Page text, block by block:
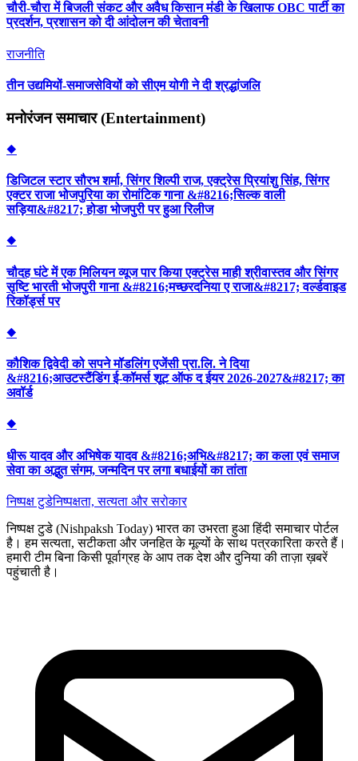
चौरी-चौरा में बिजली संकट और अवैध किसान मंडी के खिलाफ OBC पार्टी का
प्रदर्शन, प्रशासन को दी आंदोलन की चेतावनी
राजनीति
तीन उद्यमियों-समाजसेवियों को सीएम योगी ने दी श्रद्धांजलि
मनोरंजन समाचार (Entertainment)
◆
डिजिटल स्टार सौरभ शर्मा, सिंगर शिल्पी राज, एक्ट्रेस प्रियांशु सिंह, सिंगर
एक्टर राजा भोजपुरिया का रोमांटिक गाना &#8216;सिल्क वाली
सड़िया&#8217; होडा भोजपुरी पर हुआ रिलीज
◆
चौदह घंटे में एक मिलियन व्यूज पार किया एक्ट्रेस माही श्रीवास्तव और सिंगर
सृष्टि भारती भोजपुरी गाना &#8216;मच्छरदनिया ए राजा&#8217; वर्ल्डवाइड
रिकॉर्ड्स पर
◆
कौशिक द्विवेदी को सपने मॉडलिंग एजेंसी प्रा.लि. ने दिया
&#8216;आउटस्टैंडिंग ई-कॉमर्स शूट ऑफ द ईयर 2026-2027&#8217; का
अवॉर्ड
◆
धीरू यादव और अभिषेक यादव &#8216;अभि&#8217; का कला एवं समाज
सेवा का अद्भुत संगम, जन्मदिन पर लगा बधाईयों का तांता
निष्पक्ष टुडेनिष्पक्षता, सत्यता और सरोकार
निष्पक्ष टुडे (Nishpaksh Today) भारत का उभरता हुआ हिंदी समाचार पोर्टल
है। हम सत्यता, सटीकता और जनहित के मूल्यों के साथ पत्रकारिता करते हैं।
हमारी टीम बिना किसी पूर्वाग्रह के आप तक देश और दुनिया की ताज़ा ख़बरें
पहुंचाती है।